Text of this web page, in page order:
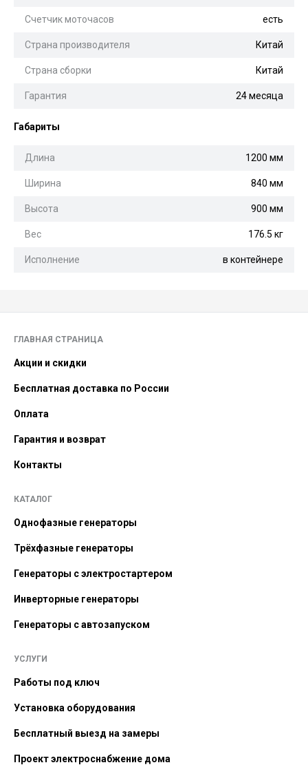
Счетчик моточасов есть
Страна производителя Китай
Страна сборки Китай
Гарантия 24 месяца
Габариты
Длина 1200 мм
Ширина 840 мм
Высота 900 мм
Вес 176.5 кг
Исполнение в контейнере
ГЛАВНАЯ СТРАНИЦА
Акции и скидки
Бесплатная доставка по России
Оплата
Гарантия и возврат
Контакты
КАТАЛОГ
Однофазные генераторы
Трёхфазные генераторы
Генераторы с электростартером
Инверторные генераторы
Генераторы с автозапуском
УСЛУГИ
Работы под ключ
Установка оборудования
Бесплатный выезд на замеры
Проект электроснабжение дома